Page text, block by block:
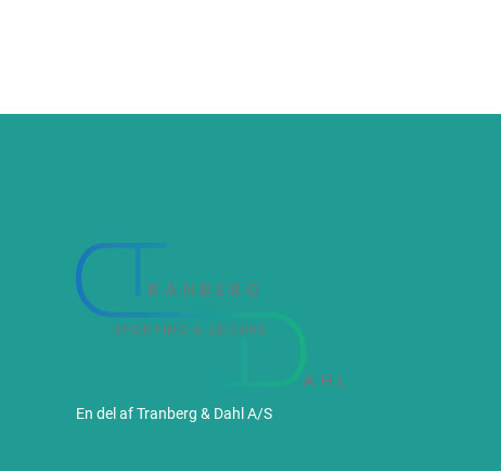
En del af Tranberg & Dahl A/S